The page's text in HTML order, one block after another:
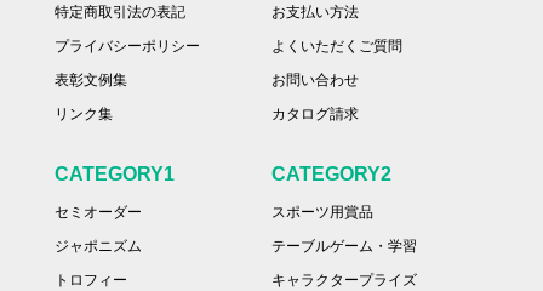
特定商取引法の表記
プライバシーポリシー
表彰文例集
リンク集
お支払い方法
よくいただくご質問
お問い合わせ
カタログ請求
CATEGORY1
セミオーダー
ジャポニズム
トロフィー
CATEGORY2
スポーツ用賞品
テーブルゲーム・学習
キャラクタープライズ